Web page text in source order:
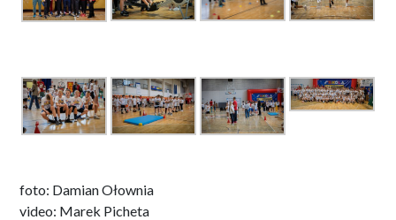
foto: Damian Ołownia
video: Marek Picheta